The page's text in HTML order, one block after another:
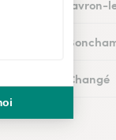
Fleuristes à Javron-
Fleuristes à
Fleuristes à Changé
Fleuristes à Meslay-